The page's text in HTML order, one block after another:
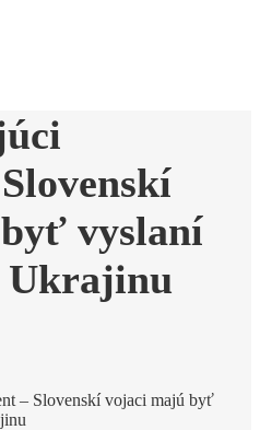
vyslaní
Ukrajinu
– Slovenskí vojaci majú byť